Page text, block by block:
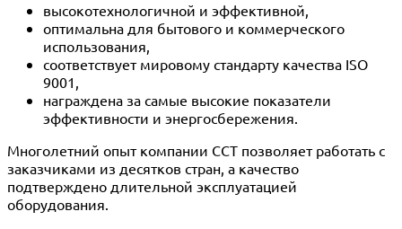
высокотехнологичной и эффективной,
оптимальна для бытового и коммерческого
использования,
соответствует мировому стандарту качества ISO
9001,
награждена за самые высокие показатели
эффективности и энергосбережения.
Многолетний опыт компании ССТ позволяет работать с
заказчиками из десятков стран, а качество
подтверждено длительной эксплуатацией
оборудования.